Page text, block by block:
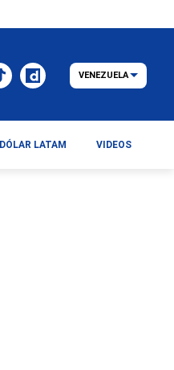
VENEZUELA
DÓLAR LATAM VIDEOS